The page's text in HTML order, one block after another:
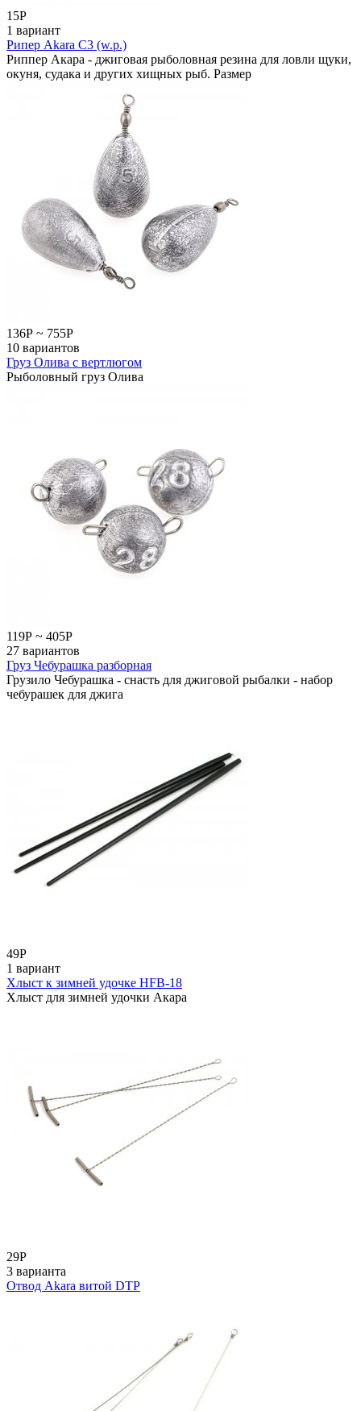
15Р
1 вариант
Рипер Akara C3 (w.p.)
Риппер Акара - джиговая рыболовная резина для ловли щуки,
окуня, судака и других хищных рыб. Размер
136Р ~ 755Р
10 вариантов
Груз Олива с вертлюгом
Рыболовный груз Олива
119Р ~ 405Р
27 вариантов
Груз Чебурашка разборная
Грузило Чебурашка - снасть для джиговой рыбалки - набор
чебурашек для джига
49Р
1 вариант
Хлыст к зимней удочке НFВ-18
Хлыст для зимней удочки Акара
29Р
3 варианта
Отвод Akara витой DTP